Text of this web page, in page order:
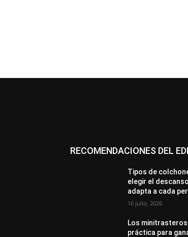
RECOMENDACIONES DEL
Tipos de
elegir el
adapta a cada
16 julio, 2026
Los
práctica para